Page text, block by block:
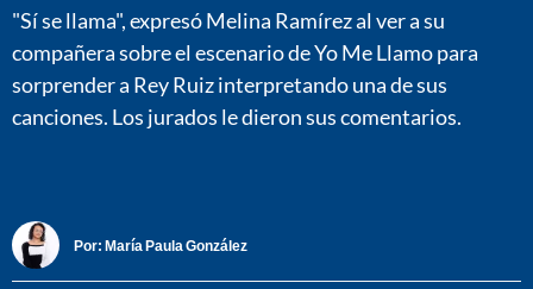
"Sí se llama", expresó Melina Ramírez al ver a su
compañera sobre el escenario de Yo Me Llamo para
sorprender a Rey Ruiz interpretando una de sus
canciones. Los jurados le dieron sus comentarios.
Por: María Paula González